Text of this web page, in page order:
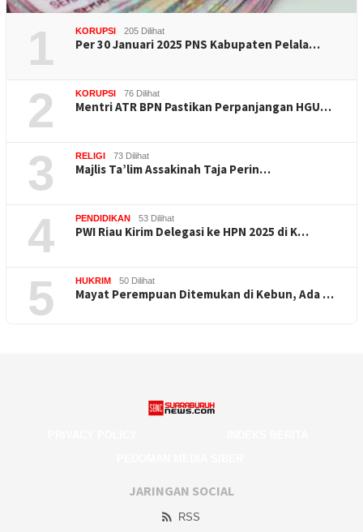
1 KORUPSI 205 Dilihat
Per 30 Januari 2025 PNS Kabupaten Pelala…
2 KORUPSI 76 Dilihat
Mentri ATR BPN Pastikan Perpanjangan HGU…
3 RELIGI 73 Dilihat
Majlis Ta’lim Assakinah Taja Perin…
4 PENDIDIKAN 53 Dilihat
PWI Riau Kirim Delegasi ke HPN 2025 di K…
5 HUKRIM 50 Dilihat
Mayat Perempuan Ditemukan di Kebun, Ada …
JARINGAN SOCIAL
RSS